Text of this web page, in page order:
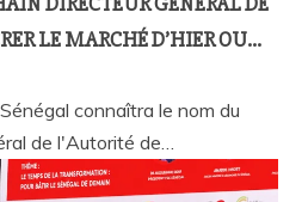
LE MARCHÉ D’HIER OU
connaîtra le nom du
de l'Autorité de…